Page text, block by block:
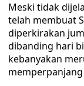
Meski tidak
telah membuat
diperkirakan
dibanding hari
kebanyakan
memperpanjang